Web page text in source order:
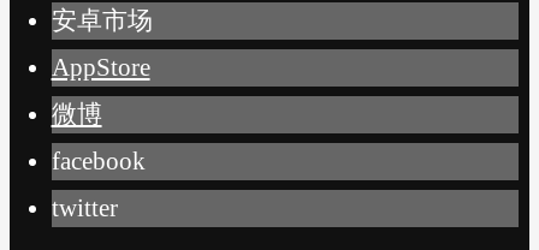
安卓市场
AppStore
微博
facebook
twitter